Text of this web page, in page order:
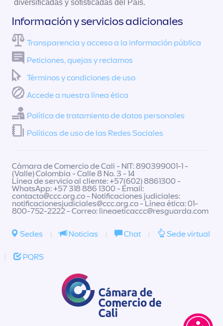
diversificadas y sofisticadas del País.
Información y servicios adicionales
Transparencia y acceso a la información pública
Peticiones, quejas y reclamos
Términos y condiciones de uso
Accede a nuestra línea ética
Política de tratamiento de datos personales
Políticas de uso de las Redes Sociales
Cámara de Comercio de Cali - NIT: 890399001-1 -
(Valle) Colombia - Calle 8 No. 3 - 14
Línea de servicio al cliente: +57(602) 8861300 -
WhatsApp: +57 318 886 1300 - Email:
contacto@ccc.org.co- Notificaciones judiciales:
notificacionesjudiciales@ccc.org.co- Línea ética: 01-
800-752-2222 - Correo: lineaeticaccc@resguarda.com
Sedes | Noticias | Chat | Sede virtual
| PQRS